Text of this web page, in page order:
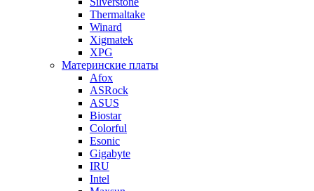
Thermaltake
Winard
Xigmatek
XPG
Материнские платы
Afox
ASRock
ASUS
Biostar
Colorful
Esonic
Gigabyte
IRU
Intel